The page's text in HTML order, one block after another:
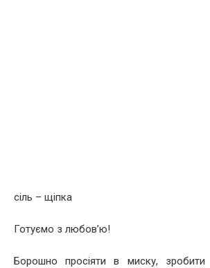
сіль – щіпка
Готуємо з любов’ю!
Борошно просіяти в миску, зробити